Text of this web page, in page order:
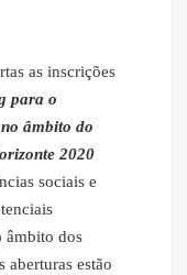
as inscrições
para o
âmbito do
2020
sociais e
âmbito dos
aberturas estão